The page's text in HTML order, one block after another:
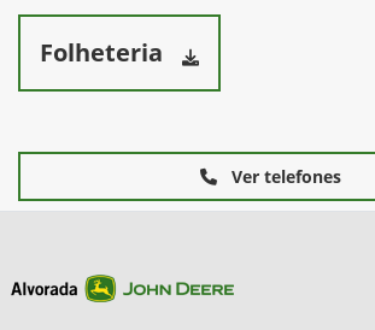
Folheteria
Ver telefones